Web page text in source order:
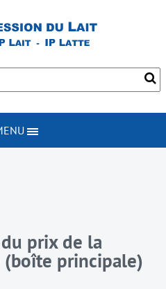
prix de la
principale)